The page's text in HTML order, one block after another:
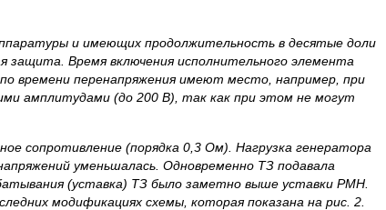
и имеющих продолжительность в десятые доли
Время включения исполнительного элемента
времени перенапряжения имеют место, например, при
амплитудами (до 200 В), так как при этом не могут
сопротивление (порядка 0,3 Ом). Нагрузка генератора
уменьшалась. Одновременно ТЗ подавала
(уставка) ТЗ было заметно выше уставки РМН.
модификациях схемы, которая показана на рис. 2.